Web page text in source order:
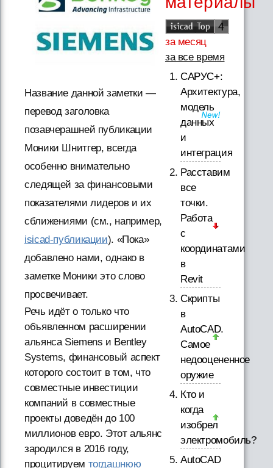
Название данной заметки —
перевод заголовка
позавчерашней публикации
Моники Шнитгер, всегда
особенно внимательно
следящей за финансовыми
показателями лидеров и их
сближениями (см., например,
isicad-публикации). «Пока»
добавлено нами, однако в
заметке Моники это слово
просвечивает.
Речь идёт о только что
объявленном расширении
альянса Siemens и Bentley
Systems, финансовый аспект
которого состоит в том, что
совместные инвестиции
компаний в совместные
проекты доведён до 100
миллионов евро. Этот альянс
зародился в 2016 году,
процитируем тогдашнюю
за месяц
за все время
САРУС+:
Архитектура,
модель
данных
и
интеграция
Расставим
все
точки.
Работа
с
координатами
в
Revit
Скрипты
в
AutoCAD.
Самое
недооцененное
оружие
Кто и
когда
изобрел
электромобиль?
AutoCAD